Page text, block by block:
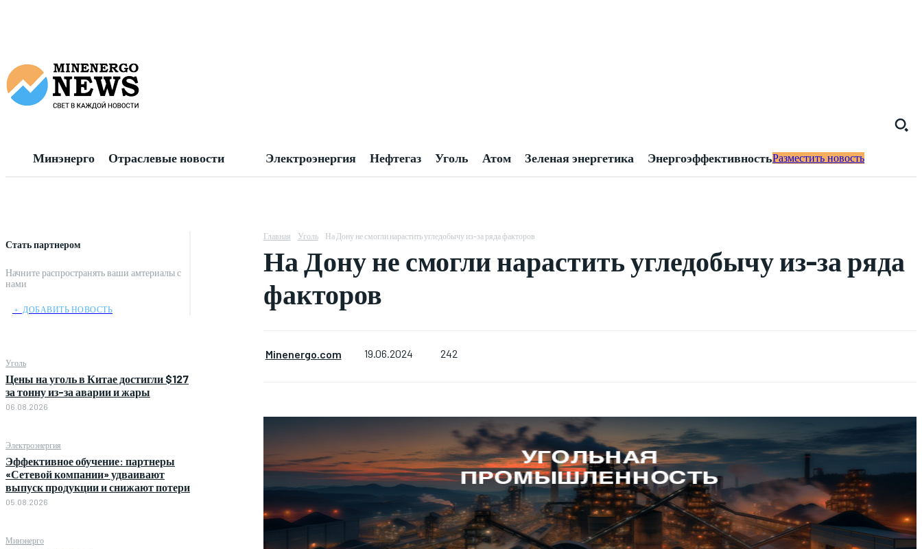
Минэнерго Отраслевые новости Электроэнергия Нефтегаз Уголь Атом Зеленая энергетика ЭнергоэффективностьРазместить новость
Стать партнером
Начните распространять ваши амтериалы с
нами
﹢ ДОБАВИТЬ НОВОСТЬ
Уголь
Цены на уголь в Китае достигли $127
за тонну из-за аварии и жары
06.08.2026
Электроэнергия
Эффективное обучение: партнеры
«Сетевой компании» удваивают
выпуск продукции и снижают потери
05.08.2026
Минэнерго
Главная Уголь На Дону не смогли нарастить угледобычу из-за ряда факторов
На Дону не смогли нарастить угледобычу из-за ряда
факторов
Minenergo.com 19.06.2024 242